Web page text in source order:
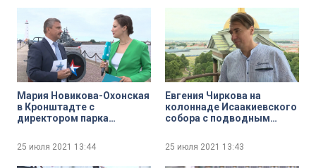
Мария Новикова-Охонская
в Кронштадте с
директором парка
25 июля 2021 13:44
Евгения Чиркова на
колоннаде Исаакиевского
собора с подводным
председателя правления
25 июля 2021 13:43